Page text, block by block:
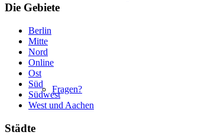
Fragen?
Die Gebiete
Berlin
Mitte
Nord
Online
Ost
Süd
Südwest
West und Aachen
Städte